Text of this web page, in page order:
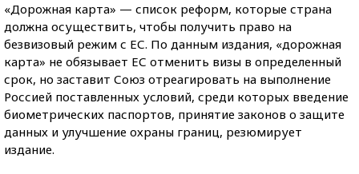
«Дорожная карта» — список реформ, которые страна
должна осуществить, чтобы получить право на
безвизовый режим с ЕС. По данным издания, «дорожная
карта» не обязывает ЕС отменить визы в определенный
срок, но заставит Союз отреагировать на выполнение
Россией поставленных условий, среди которых введение
биометрических паспортов, принятие законов о защите
данных и улучшение охраны границ, резюмирует
издание.